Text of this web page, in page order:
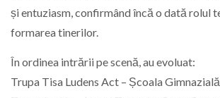
și entuziasm, confirmând încă o dată rolul
formarea tinerilor.
În ordinea intrării pe scenă, au evoluat:
Trupa Tisa Ludens Act – Școala